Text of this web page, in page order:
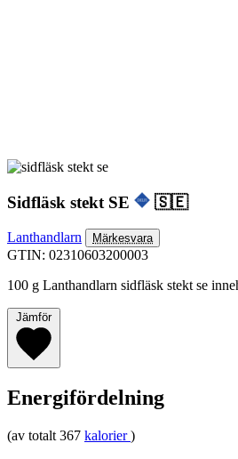
Sidfläsk stekt SE 🇸🇪
Lanthandlarn Märkesvara
GTIN: 02310603200003
100 g Lanthandlarn sidfläsk stekt se
Jämför
Energifördelning
(av totalt 367 kalorier )